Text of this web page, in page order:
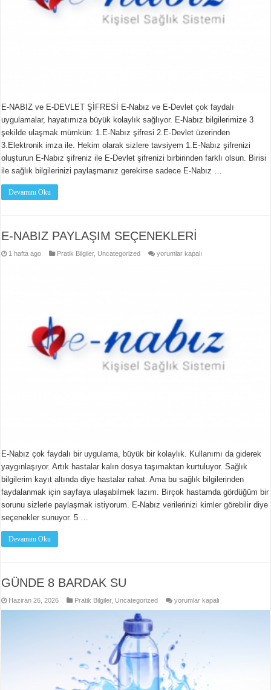
E-NABIZ ve E-DEVLET ŞİFRESİ E-Nabız ve E-Devlet çok faydalı
uygulamalar, hayatımıza büyük kolaylık sağlıyor. E-Nabız bilgilerimize 3
şekilde ulaşmak mümkün: 1.E-Nabız şifresi 2.E-Devlet üzerinden
3.Elektronik imza ile. Hekim olarak sizlere tavsiyem 1.E-Nabız şifrenizi
oluşturun E-Nabız şifreniz ile E-Devlet şifrenizi birbirinden farklı olsun. Birisi
ile sağlık bilgilerinizi paylaşmanız gerekirse sadece E-Nabız …
Devamını Oku
E-NABIZ PAYLAŞIM SEÇENEKLERİ
1 hafta ago Pratik Bilgiler, Uncategorized
E-
yorumlar kapalı
E-Nabız çok faydalı bir uygulama, büyük bir kolaylık. Kullanımı da giderek
yaygınlaşıyor. Artık hastalar kalın dosya taşımaktan kurtuluyor. Sağlık
bilgilerim kayıt altında diye hastalar rahat. Ama bu sağlık bilgilerinden
faydalanmak için sayfaya ulaşabilmek lazım. Birçok hastamda gördüğüm bir
sorunu sizlerle paylaşmak istiyorum. E-Nabız verilerinizi kimler görebilir diye
seçenekler sunuyor. 5 …
Devamını Oku
GÜNDE 8 BARDAK SU
Haziran 26, 2026 Pratik Bilgiler, Uncategorized
GÜNDE
yorumlar kapalı